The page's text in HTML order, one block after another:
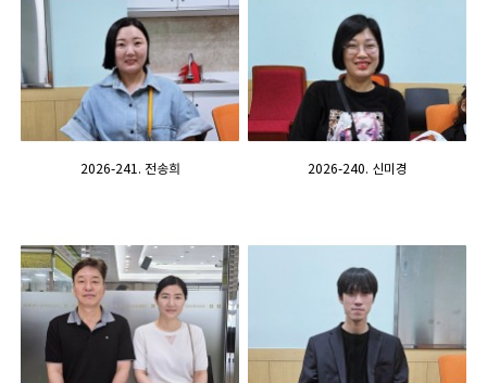
2026-241. 전송희 2026-240. 신미경